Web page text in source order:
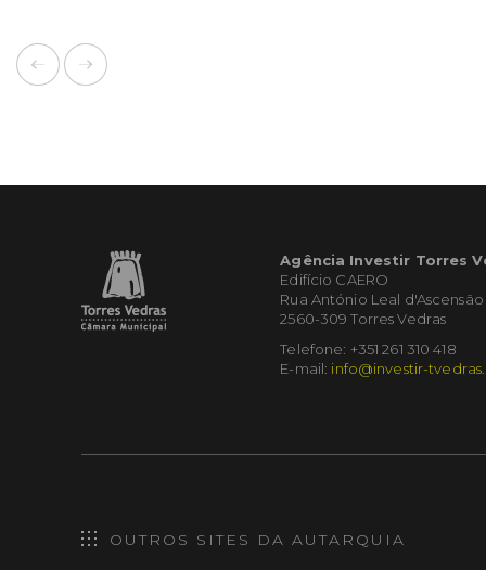
Agência Investir Torres
Edifício CAERO
Rua António Leal d'Ascensão
2560-309 Torres Vedras
Telefone: +351 261 310 418
E-mail: info@investir-
OUTROS SITES DA AUTARQUIA